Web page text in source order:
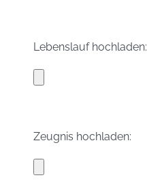
Lebenslauf hochladen:
Zeugnis hochladen: